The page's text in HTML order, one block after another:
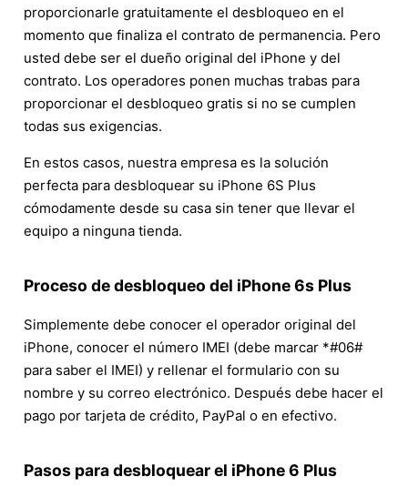
proporcionarle gratuitamente el desbloqueo en el
momento que finaliza el contrato de permanencia. Pero
usted debe ser el dueño original del iPhone y del
contrato. Los operadores ponen muchas trabas para
proporcionar el desbloqueo gratis si no se cumplen
todas sus exigencias.
En estos casos, nuestra empresa es la solución
perfecta para desbloquear su iPhone 6S Plus
cómodamente desde su casa sin tener que llevar el
equipo a ninguna tienda.
Proceso de desbloqueo del iPhone 6s Plus
Simplemente debe conocer el operador original del
iPhone, conocer el número IMEI (debe marcar *#06#
para saber el IMEI) y rellenar el formulario con su
nombre y su correo electrónico. Después debe hacer el
pago por tarjeta de crédito, PayPal o en efectivo.
Pasos para desbloquear el iPhone 6 Plus